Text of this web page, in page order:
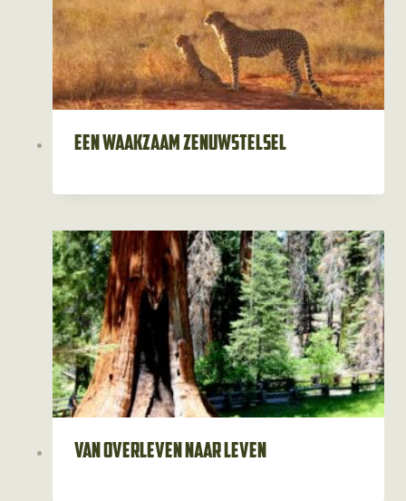
Een waakzaam zenuwstelsel
Van overleven naar leven